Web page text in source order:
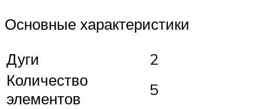
Основные характеристики
Дуги
2
Количество
элементов
5